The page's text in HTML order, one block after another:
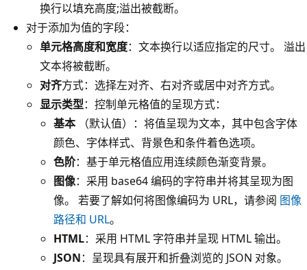
换行以填充高度;溢出被截断。
对于添加为值的字段：
单元格高度和宽度：文本换行以适应指定的尺寸。 溢出
文本将被截断。
对齐方式：选择左对齐、右对齐或居中对齐方式。
显示类型：控制单元格值的呈现方式：
基本（默认值）：将值呈现为文本，其中包含字体
颜色、字体样式、背景色和条件着色选项。
色阶：基于单元格值应用连续颜色渐变背景。
图像：采用 base64 编码的字符串并将其呈现为图
像。 若要了解如何将图像编码为 URL，请参阅 图像
路径和 URL。
HTML：采用 HTML 字符串并呈现 HTML 输出。
JSON：呈现具有展开和折叠浏览的 JSON 对象。